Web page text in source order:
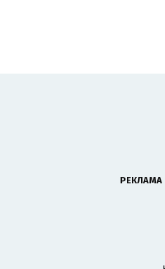
РЕКЛАМА